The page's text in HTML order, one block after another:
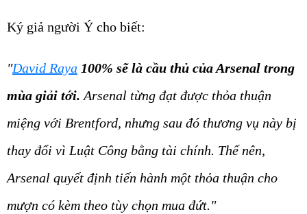
Ký giả người Ý cho biết:
"David Raya 100% sẽ là cầu thủ của Arsenal trong
mùa giải tới. Arsenal từng đạt được thỏa thuận
miệng với Brentford, nhưng sau đó thương vụ này bị
thay đổi vì Luật Công bằng tài chính. Thế nên,
Arsenal quyết định tiến hành một thỏa thuận cho
mượn có kèm theo tùy chọn mua đứt."